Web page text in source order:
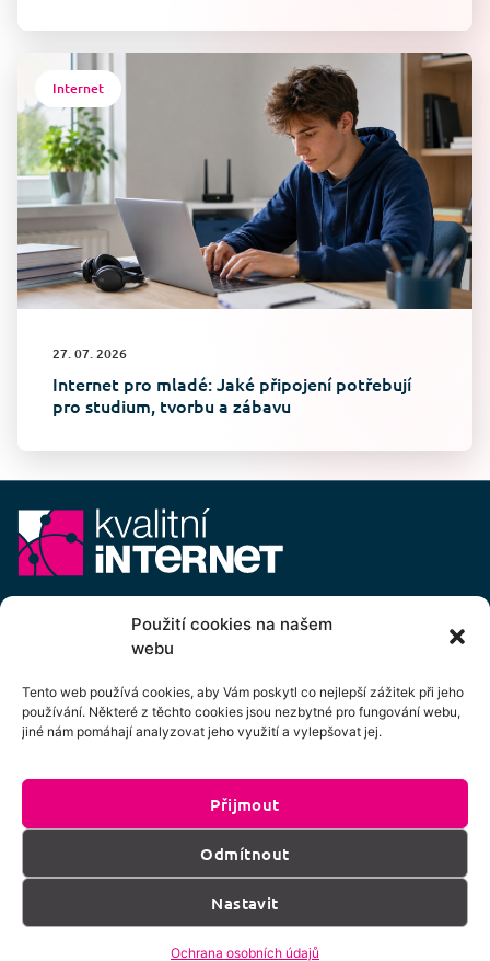
Použití cookies na našem
webu
Tento web používá cookies, aby Vám poskytl co nejlepší zážitek při jeho
používání. Některé z těchto cookies jsou nezbytné pro fungování webu,
jiné nám pomáhají analyzovat jeho využití a vylepšovat jej.
Přijmout
Odmítnout
Nastavit
Ochrana osobních údajů
Internet
27. 07. 2026
Internet pro mladé: Jaké připojení potřebují
pro studium, tvorbu a zábavu
info@kvalitni-internet.cz
pobočného spolku Kvalitní internet ICTP, z.s.
Cenový výměr pobočného spolku Kvalitní internet ICTP, z.s.
Přihlášení k odběru newsletteru
Kliknutím na tlačítko souhlasíte se zpracováním
os. údajů dle podmínek uvedených